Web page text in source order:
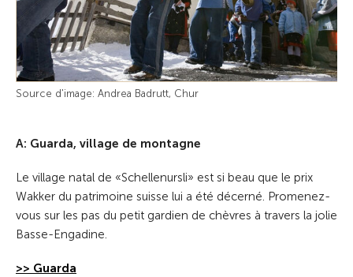
Source d'image: Andrea Badrutt, Chur
A: Guarda, village de montagne
Le village natal de «Schellenursli» est si beau que le prix
Wakker du patrimoine suisse lui a été décerné. Promenez-
vous sur les pas du petit gardien de chèvres à travers la jolie
Basse-Engadine.
>> Guarda